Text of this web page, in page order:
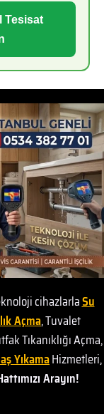
Tesisat
cihazlarlaSu
Açma, Tuvalet
Tıkanıklığı Açma,
YıkamaHizmetleri,
Arayın!